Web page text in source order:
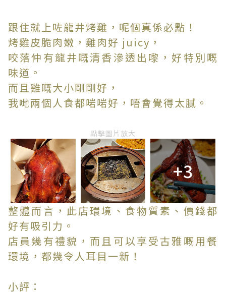
跟住就上咗龍井烤雞，呢個真係必點！
烤雞皮脆肉嫩，雞肉好 juicy，
咬落仲有龍井嘅清香滲透出嚟，好特別嘅
味道。
而且雞嘅大小剛剛好，
我哋兩個人食都啱啱好，唔會覺得太膩。
點擊圖片放大
+3
整體而言，此店環境、食物質素、價錢都
好有吸引力。
店員幾有禮貌，而且可以享受古雅嘅用餐
環境，都幾令人耳目一新！
小評：